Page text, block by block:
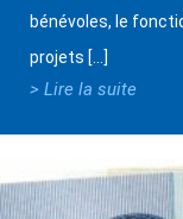
bénévoles, le
projets […]
> Lire la suite